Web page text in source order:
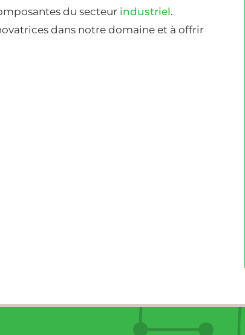
du secteur industriel.
dans notre domaine et à offrir